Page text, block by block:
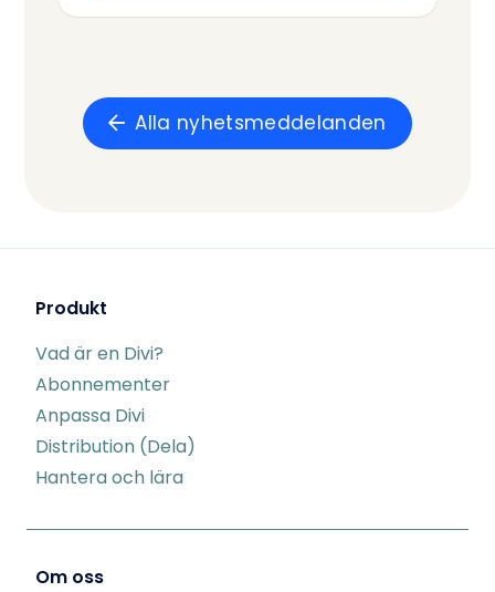
Alla nyhetsmeddelanden
Produkt
Vad är en Divi?
Abonnementer
Anpassa Divi
Distribution (Dela)
Hantera och lära
Om oss